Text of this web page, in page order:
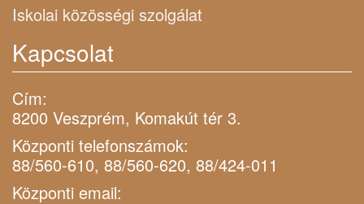
Iskolai közösségi szolgálat
Kapcsolat
Cím:
8200 Veszprém, Komakút tér 3.
Központi telefonszámok:
88/560-610, 88/560-620, 88/424-011
Központi email: